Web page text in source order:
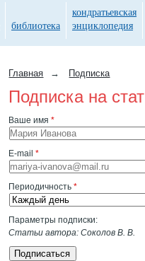
Главная → Подписка
Подписка на
Ваше имя*
E-mail*
Периодичность*
Параметры подписки:
Статьи автора: Соколов В. В.
Подписаться
библиотека
кондратьевская
энциклопедия